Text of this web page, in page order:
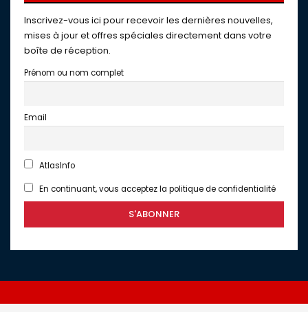
Inscrivez-vous ici pour recevoir les dernières nouvelles,
mises à jour et offres spéciales directement dans votre
boîte de réception.
Prénom ou nom complet
Email
AtlasInfo
En continuant, vous acceptez la politique de confidentialité